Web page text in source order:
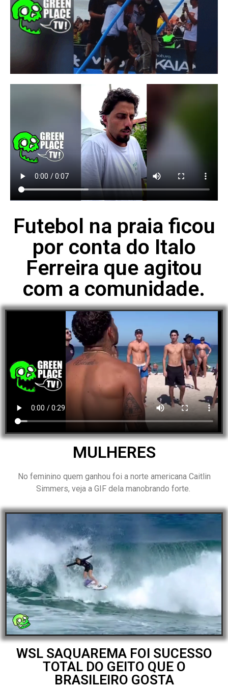
Futebol na praia ficou
por conta do Italo
Ferreira que agitou
com a comunidade.
MULHERES
No feminino quem ganhou foi a norte americana Caitlin
Simmers, veja a GIF dela manobrando forte.
WSL SAQUAREMA FOI SUCESSO
TOTAL DO GEITO QUE O
BRASILEIRO GOSTA